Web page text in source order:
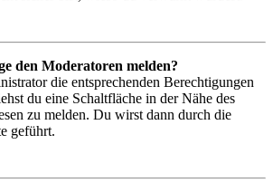
den Moderatoren melden?
die entsprechenden Berechtigungen
du eine Schaltfläche in der Nähe des
zu melden. Du wirst dann durch die
geführt.